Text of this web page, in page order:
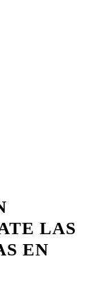
LAS
EN